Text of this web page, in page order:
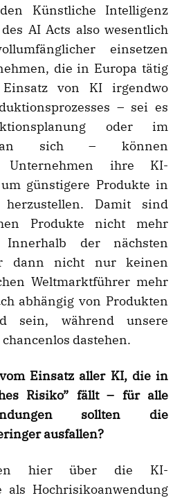
Künstliche Intelligenz
AI Acts also wesentlich
einsetzen
die in Europa tätig
von KI irgendwo
– sei es
oder im
an sich – können
Unternehmen ihre KI-
günstigere Produkte in
herzustellen. Damit sind
Produkte nicht mehr
Innerhalb der nächsten
dann nicht nur keinen
Weltmarktführer mehr
abhängig von Produkten
sein, während unsere
dastehen.
Einsatz aller KI, die in
Risiko” fällt – für alle
sollten die
ausfallen?
hier über die KI-
als Hochrisikoanwendung